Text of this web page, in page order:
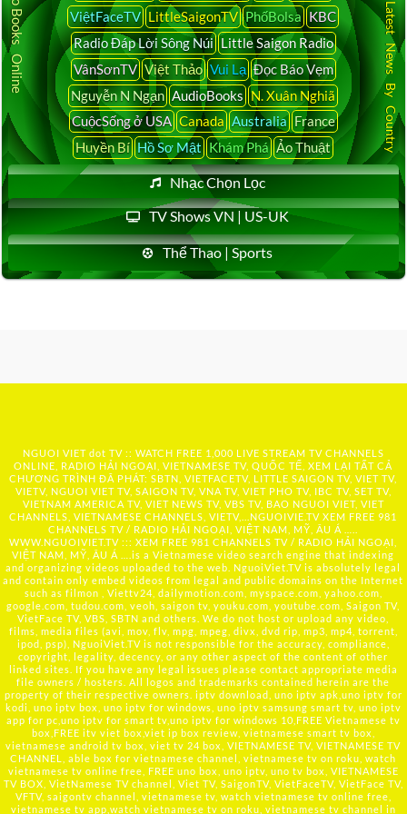
ViệtFaceTV LittleSaigonTV PhốBolsa KBC
Radio Đáp Lời Sông Núi Little Saigon Radio
VânSơnTV Việt Thảo Vui Lạ Đọc Báo Vẹm
Nguyễn N Ngạn AudioBooks N. Xuân Nghiã
CuộcSống ở USA Canada Australia France
Huyền Bí Hồ Sơ Mật Khám Phá Ảo Thuật
Nhạc Chọn Lọc
TV Shows VN | US-UK
Thể Thao | Sports
Audio Books Online Latest News By Country
NGUOI VIET dot TV :: WATCH FREE 1,000 LIVE STREAM TV CHANNELS
ONLINE, RADIO HẢI NGOẠI, VIETNAMESE TV, QUỐC TẾ, XEM LẠI TẤT CẢ
CHƯƠNG TRÌNH ĐÃ PHÁT: SBTN, VIETFACETV, LITTLE SAIGON TV, VIET TV,
VIETV, NGUOI VIET TV, SAIGON TV, VNA TV, VIET PHO TV, IBC TV, SET TV,
VIETNAM AMERICA TV, VIET NEWS TV, VBS TV, BAO NGUOI VIET, VIET
CHANNELS, VIETNAMESE CHANNELS, VIETV,... NGUOIVIE.TV XEM FREE 981
CHANNELS TV / RADIO HẢI NGOẠI, VIỆT NAM, MỸ, ÂU Á …..
WWW.NGUOIVIET.TV ::: XEM FREE 981 CHANNELS TV / RADIO HẢI NGOẠI,
VIỆT NAM, MỸ, ÂU Á ….is a Vietnamese video search engine that indexing
and organizing videos uploaded to the web. NguoiViet.TV is absolutely legal
and contain only embed videos from legal and public domains on the Internet
such as filmon , Viettv24, dailymotion.com, myspace.com, yahoo.com,
google.com, tudou.com, veoh, saigon tv, youku.com, youtube.com, Saigon TV,
VietFace TV, VBS, SBTN and others. We do not host or upload any video,
films, media files (avi, mov, flv, mpg, mpeg, divx, dvd rip, mp3, mp4, torrent,
ipod, psp), NguoiViet.TV is not responsible for the accuracy, compliance,
copyright, legality, decency, or any other aspect of the content of other
linked sites. If you have any legal issues please contact appropriate media
file owners / hosters. All logos and trademarks contained herein are the
property of their respective owners. iptv download, uno iptv apk,uno iptv for
kodi, uno iptv box, uno iptv for windows, uno iptv samsung smart tv, uno iptv
app for pc,uno iptv for smart tv,uno iptv for windows 10,FREE Vietnamese tv
box,FREE itv viet box,viet ip box review, vietnamese smart tv box,
vietnamese android tv box, viet tv 24 box, VIETNAMESE TV, VIETNAMESE TV
CHANNEL, able box for vietnamese channel, vietnamese tv on roku, watch
vietnamese tv online free, FREE uno box, uno iptv, uno tv box, VIETNAMESE
TV BOX, VietNamese TV channel, Viet TV, SaigonTV, VietFaceTV, VietFace TV,
VFTV, saigontv channel, vietnamese tv, watch vietnamese tv online free,
vietnamese tv app,watch vietnamese tv on roku, vietnamese tv channel in